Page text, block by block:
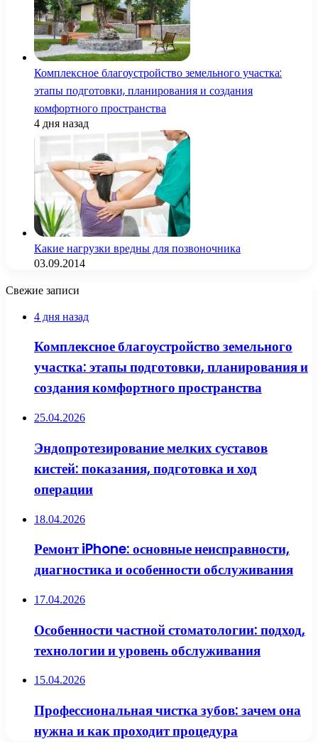
Комплексное благоустройство земельного участка:
этапы подготовки, планирования и создания
комфортного пространства
4 дня назад
Какие нагрузки вредны для позвоночника
03.09.2014
Свежие записи
4 дня назад
Комплексное благоустройство земельного
участка: этапы подготовки, планирования и
создания комфортного пространства
25.04.2026
Эндопротезирование мелких суставов
кистей: показания, подготовка и ход
операции
18.04.2026
Ремонт iPhone: основные неисправности,
диагностика и особенности обслуживания
17.04.2026
Особенности частной стоматологии: подход,
технологии и уровень обслуживания
15.04.2026
Профессиональная чистка зубов: зачем она
нужна и как проходит процедура